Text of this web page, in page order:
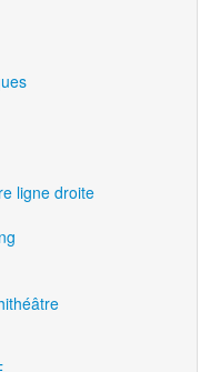
ligne droite